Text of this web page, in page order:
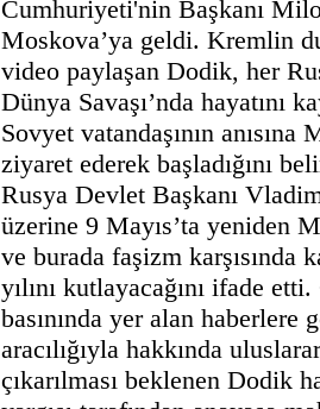
Cumhuriyeti'nin Başkanı
Moskova’ya geldi. Kremlin
video paylaşan Dodik, her
Dünya Savaşı’nda hayatını
Sovyet vatandaşının anısına
ziyaret ederek başladığını
Rusya Devlet Başkanı
üzerine 9 Mayıs’ta yeniden
ve burada faşizm karşısında
yılını kutlayacağını ifade
basınında yer alan haberlere
aracılığıyla hakkında
çıkarılması beklenen Dodik